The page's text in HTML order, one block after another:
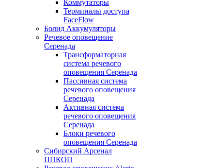
Коммутаторы
Терминалы доступа
FaceFlow
Болид Аккумуляторы
Речевое оповещение
Серенада
Трансформаторная
система речевого
оповещения Серенада
Пассивная система
речевого оповещения
Серенада
Активная система
речевого оповещения
Серенада
Блоки речевого
оповещения Серенада
Сибирский Арсенал
ППКОП